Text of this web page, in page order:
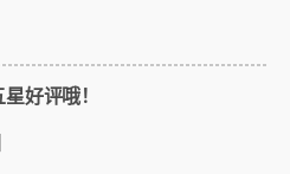
好评哦！